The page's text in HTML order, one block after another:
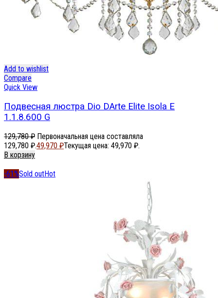
Add to wishlist
Compare
Quick View
Подвесная люстра Dio DArte Elite Isola E
1.1.8.600 G
129,780₽ Первоначальная цена составляла
129,780 ₽.49,970 ₽Текущая цена: 49,970 ₽.
В корзину
-61%Sold outHot